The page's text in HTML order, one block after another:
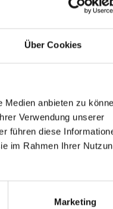
Über Cookies
Medien anbieten zu
Verwendung unserer
führen diese
im Rahmen Ihrer
Marketing